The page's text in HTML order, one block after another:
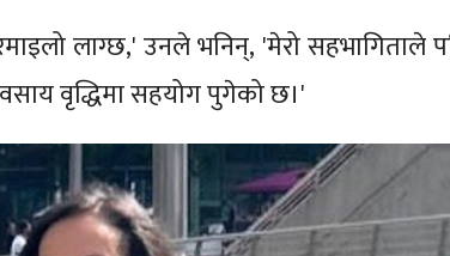
लाग्छ,' उनले भनिन्, 'मेरो सहभागिताले
वृद्धिमा सहयोग पुगेको छ।'